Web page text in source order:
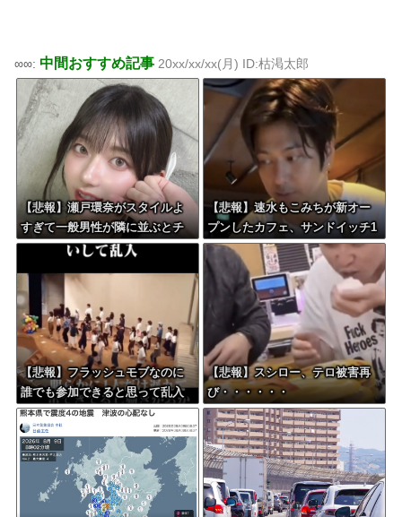
∞∞: 中間おすすめ記事 20xx/xx/xx(月) ID:枯渇太郎
【悲報】瀬戸環奈がスタイルよ
すぎて一般男性が隣に並ぶとチ
ンチクリンに見えてしまう
【悲報】速水もこみちが新オー
プンしたカフェ、サンドイッチ1
つ3000円ｗｗｗｗｗｗｗｗｗｗ
ｗｗｗ
【悲報】フラッシュモブなのに
誰でも参加できると思って乱入
した結果ｗｗｗｗｗｗｗｗｗｗ
【悲報】スシロー、テロ被害再
び・・・・・・